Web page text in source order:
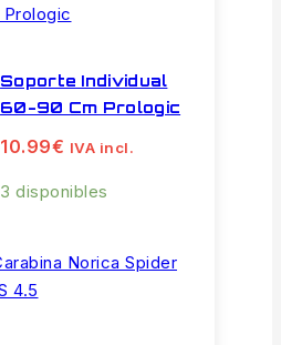
Soporte Individual
60-90 Cm Prologic
10.99€ IVA incl.
3 disponibles